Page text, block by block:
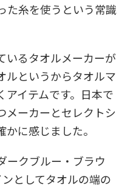
た糸を使うという常識
いるタオルメーカーが
ルというからタオルマ
アイテムです。日本で
メーカーとセレクトシ
に感じました。
ークブルー・ブラウ
としてタオルの端の